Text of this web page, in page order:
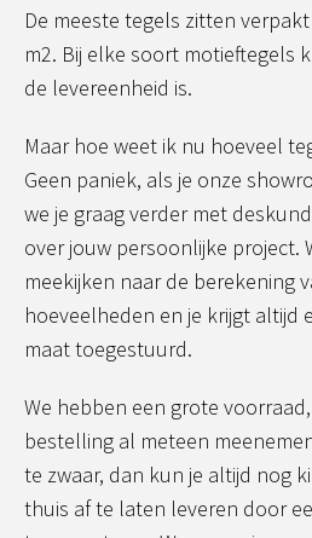
De meeste tegels zitten
m2. Bij elke soort motieftegels
de levereenheid is.
Maar hoe weet ik nu hoeveel
Geen paniek, als je onze
we je graag verder met
over jouw persoonlijke project.
meekijken naar de berekening
hoeveelheden en je krijgt altijd
maat toegestuurd.
We hebben een grote
bestelling al meteen
te zwaar, dan kun je altijd nog
thuis af te laten leveren door